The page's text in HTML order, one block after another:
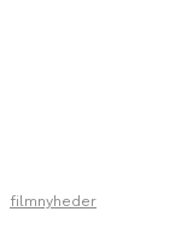
filmnyheder